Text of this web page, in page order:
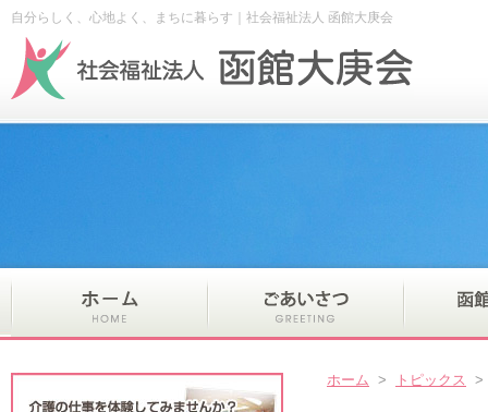
自分らしく、心地よく、まちに暮らす｜社会福祉法人 函館大庚会
ホーム > トピックス